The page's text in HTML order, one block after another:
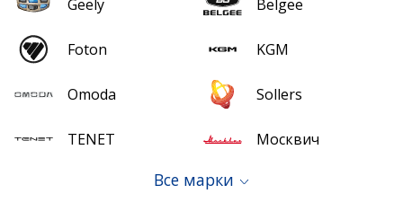
Geely Belgee
Foton KGM
Omoda Sollers
TENET Москвич
Все марки